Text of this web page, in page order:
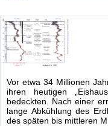
Vor etwa 34 Millionen
ihren heutigen
bedeckten. Nach einer
lange Abkühlung des
des späten bis mittleren